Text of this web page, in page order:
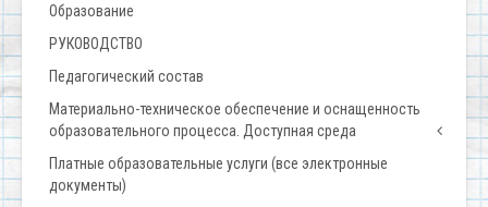
Образование
РУКОВОДСТВО
Педагогический состав
Материально-техническое обеспечение и оснащенность
образовательного процесса. Доступная среда
Платные образовательные услуги (все электронные
документы)